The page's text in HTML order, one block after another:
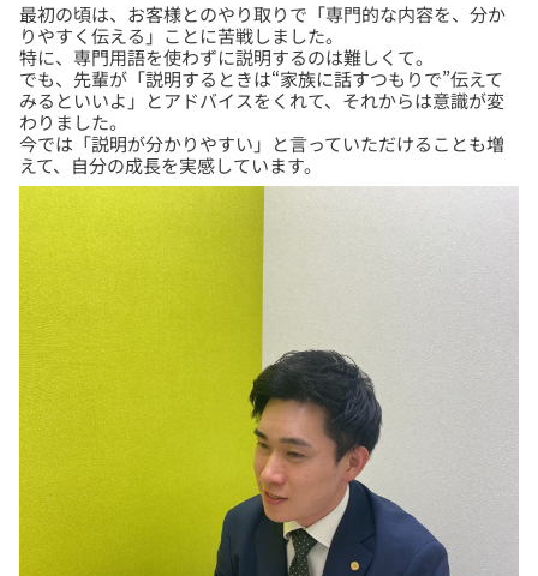
最初の頃は、お客様とのやり取りで「専門的な内容を、分か
りやすく伝える」ことに苦戦しました。
特に、専門用語を使わずに説明するのは難しくて。
でも、先輩が「説明するときは“家族に話すつもりで”伝えて
みるといいよ」とアドバイスをくれて、それからは意識が変
わりました。
今では「説明が分かりやすい」と言っていただけることも増